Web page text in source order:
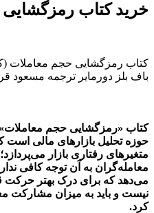
خرید کتاب
کتاب رمزگشایی حجم معاملات
باف بلز دورمایر ترجمه مسعود
کتاب «رمزگشایی حجم معاملات»
حوزه تحلیل بازارهای مالی است
متغیرهای رفتاری بازار
معامله‌گران به آن توجه کافی
می‌دهد که برای درک بهتر حرکت
نیست و باید به میزان مشارکت
کرد.